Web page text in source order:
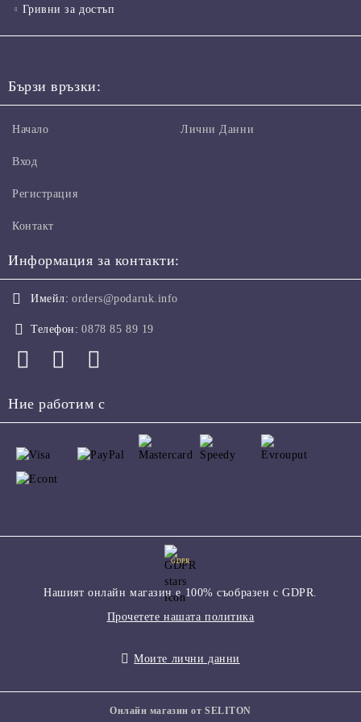
Гривни за достъп
Бързи връзки:
Начало
Вход
Регистрация
Контакт
Лични Данни
Информация за контакти:
Имейл: orders@podaruk.info
Телефон: 0878 85 89 19
Ние работим с
GDPR
Нашият онлайн магазин е 100% съобразен с GDPR.
Прочетете нашата политика
Моите лични данни
Онлайн магазин от SELITON